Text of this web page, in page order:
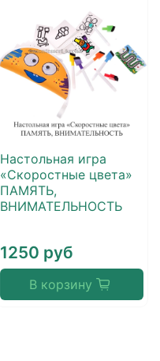
Настольная игра
«Скоростные цвета»
ПАМЯТЬ,
ВНИМАТЕЛЬНОСТЬ
1250 руб
В корзину